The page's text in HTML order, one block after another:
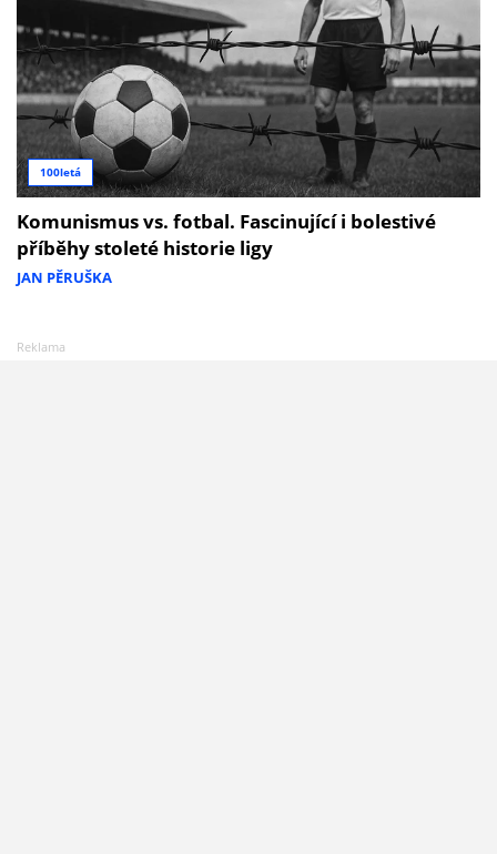
100letá
Komunismus vs. fotbal. Fascinující i bolestivé
příběhy stoleté historie ligy
JAN PĚRUŠKA